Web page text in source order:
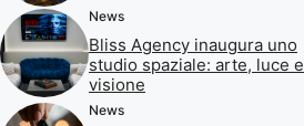
News
Bliss Agency inaugura uno
studio spaziale: arte, luce e
visione
News